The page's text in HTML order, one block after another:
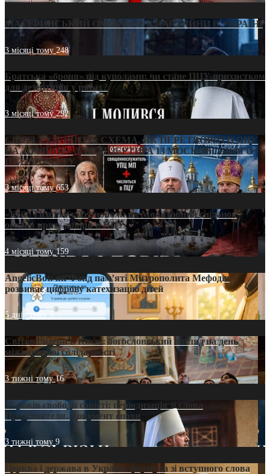
МАТЕРИНСЬКИЙ ОМОРФОР В ЧАС ВІЙНИ В УКРАЇНІ
3 місяці тому248
Братська «броня» під куполами: чи стане ПЦУ прихистком
для дезертирів у рясах?
3 місяці тому292
СВЯТІ УХИЛЯНТИ: СХЕМА, ЯК ПЕРЕТВОРИТИ ПЦУ
НА «ОФШОР» ДЛЯ ДЕЗЕРТИРА ІЗ МОСКОВСЬКОГО
ПАТРІАРХАТУ
3 місяці тому653
«Кейс Тихона» у Тернополі: як Молитовний сніданок
оголив кризу довіри в ПЦУ
4 місяці тому159
AngelicBot: як Фонд пам’яті Митрополита Мефодія
розвиває цифрову катехизацію дітей
5 днів тому9
Світові лідери в Києві: богословський погляд на день
міжнародної солідарності
3 тижні тому16
35 років свободи совісті: періодизація зі слова
Предстоятеля. Документ епохи
3 тижні тому 9
Церква і держава в Україні: формула зі вступного слова